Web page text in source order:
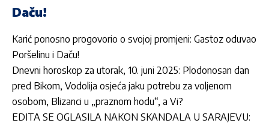
Daču!
Karić ponosno progovorio o svojoj promjeni: Gastoz oduvao
Poršelinu i Daču!
Dnevni horoskop za utorak, 10. juni 2025: Plodonosan dan
pred Bikom, Vodolija osjeća jaku potrebu za voljenom
osobom, Blizanci u „praznom hodu“, a Vi?
EDITA SE OGLASILA NAKON SKANDALA U SARAJEVU: